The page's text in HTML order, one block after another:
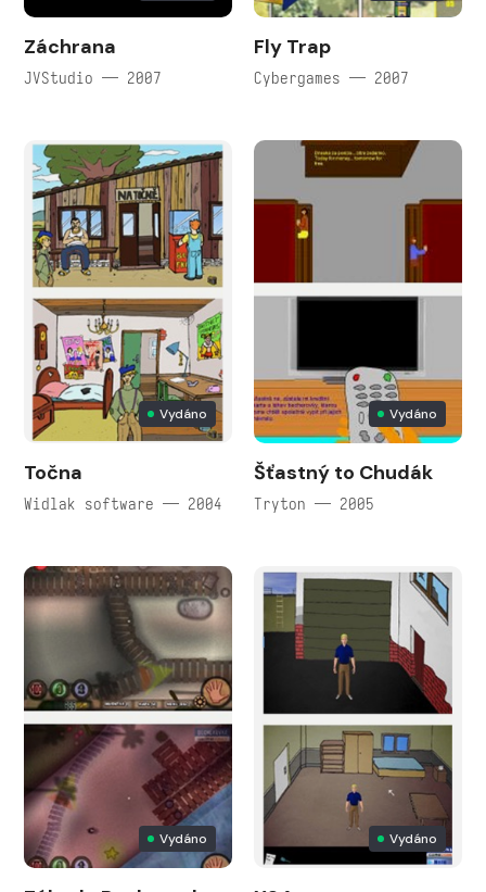
Záchrana
JVStudio — 2007
Fly Trap
Cybergames — 2007
Vydáno
Točna
Widlak software — 2004
Vydáno
Šťastný to Chudák
Tryton — 2005
Vydáno Vydáno